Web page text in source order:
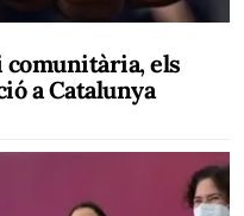
comunitària, els
a Catalunya